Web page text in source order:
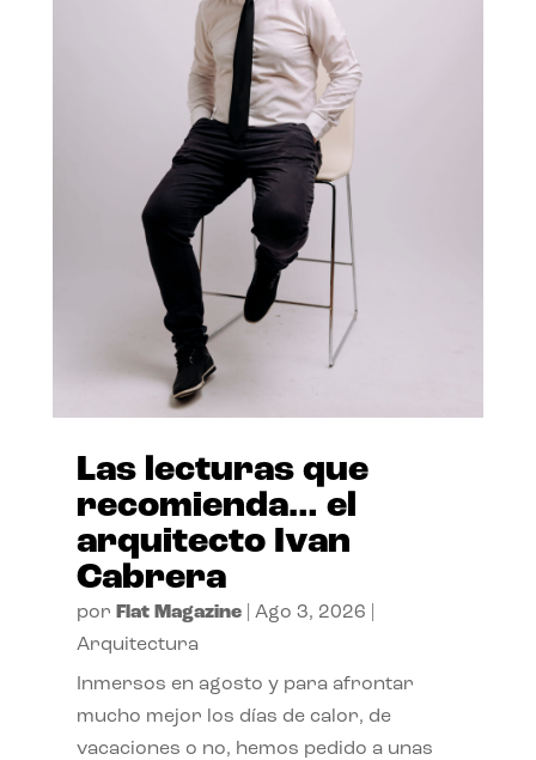
Las lecturas que
recomienda… el
arquitecto Ivan
Cabrera
por Flat Magazine| Ago 3, 2026
Arquitectura
Inmersos en agosto y para afrontar
mucho mejor los días de calor, de
vacaciones o no, hemos pedido a unas